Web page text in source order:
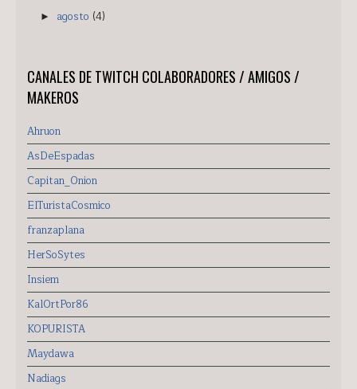
► agosto (4)
CANALES DE TWITCH COLABORADORES / AMIGOS /
MAKEROS
Ahruon
AsDeEspadas
Capitan_Onion
ElTuristaCosmico
franzaplana
HerSoSytes
Insiem
KalOrtPor86
KOPURISTA
Maydawa
Nadiags